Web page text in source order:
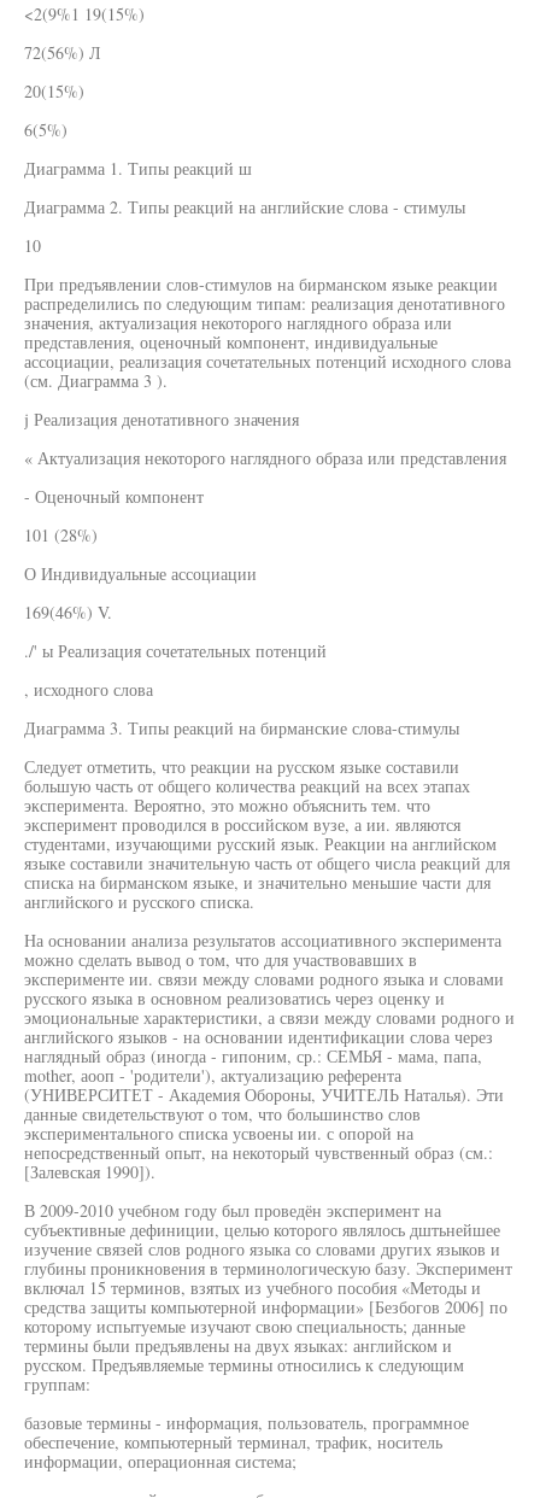
<2(9%1 19(15%)
72(56%) Л
20(15%)
6(5%)
Диаграмма 1. Типы реакций ш
Диаграмма 2. Типы реакций на английские слова - стимулы
10
При предъявлении слов-стимулов на бирманском языке реакции
распределились по следующим типам: реализация денотативного
значения, актуализация некоторого наглядного образа или
представления, оценочный компонент, индивидуальные
ассоциации, реализация сочетательных потенций исходного слова
(см. Диаграмма 3 ).
j Реализация денотативного значения
« Актуализация некоторого наглядного образа или представления
- Оценочный компонент
101 (28%)
О Индивидуальные ассоциации
169(46%) V.
./' ы Реализация сочетательных потенций
, исходного слова
Диаграмма 3. Типы реакций на бирманские слова-стимулы
Следует отметить, что реакции на русском языке составили
большую часть от общего количества реакций на всех этапах
эксперимента. Вероятно, это можно объяснить тем. что
эксперимент проводился в российском вузе, а ии. являются
студентами, изучающими русский язык. Реакции на английском
языке составили значительную часть от общего числа реакций для
списка на бирманском языке, и значительно меньшие части для
английского и русского списка.
На основании анализа результатов ассоциативного эксперимента
можно сделать вывод о том, что для участвовавших в
эксперименте ии. связи между словами родного языка и словами
русского языка в основном реализоватись через оценку и
эмоциональные характеристики, а связи между словами родного и
английского языков - на основании идентификации слова через
наглядный образ (иногда - гипоним, ср.: СЕМЬЯ - мама, папа,
mother, аооп - 'родители'), актуализацию референта
(УНИВЕРСИТЕТ - Академия Обороны, УЧИТЕЛЬ Наталья). Эти
данные свидетельствуют о том, что большинство слов
экспериментального списка усвоены ии. с опорой на
непосредственный опыт, на некоторый чувственный образ (см.:
[Залевская 1990]).
В 2009-2010 учебном году был проведён эксперимент на
субъективные дефиниции, целью которого являлось дштьнейшее
изучение связей слов родного языка со словами других языков и
глубины проникновения в терминологическую базу. Эксперимент
включал 15 терминов, взятых из учебного пособия «Методы и
средства защиты компьютерной информации» [Безбогов 2006] по
которому испытуемые изучают свою специальность; данные
термины были предъявлены на двух языках: английском и
русском. Предъявляемые термины относились к следующим
группам:
базовые термины - информация, пользователь, программное
обеспечение, компьютерный терминал, трафик, носитель
информации, операционная система;